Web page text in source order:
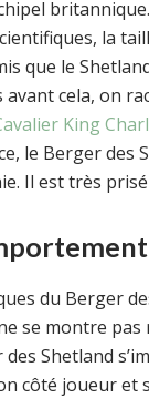
la
que le
cela, on
King
le Berger des
Il est très
du Berger
se montre
Shetland
côté joueur